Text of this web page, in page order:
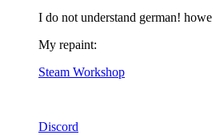
I do not understand german!
My repaint:
Steam Workshop
Discord